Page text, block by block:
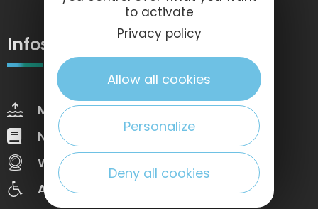
Infos pratiques
Marées
Météo
Nos brochures
Web Tv
Webcams
Accessibilté
to activate
Privacy policy
Allow all cookies
Personalize
Deny all cookies